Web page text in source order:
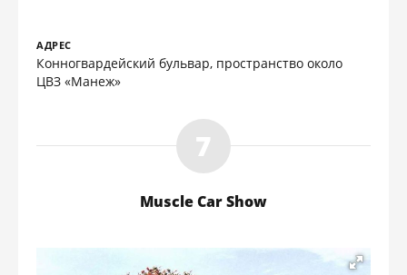
АДРЕС
Конногвардейский бульвар, пространство около
ЦВЗ «Манеж»
Muscle Car Show